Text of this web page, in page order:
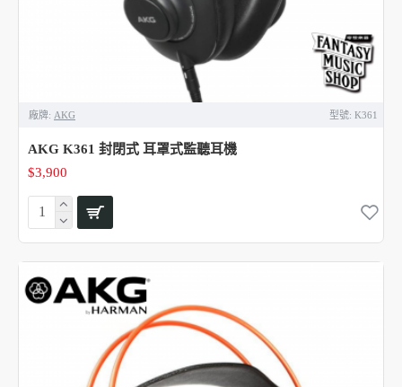
廠牌: AKG 型號: K361
AKG K361 封閉式 耳罩式監聽耳機
$3,900